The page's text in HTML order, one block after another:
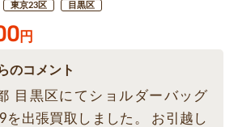
東京23区 目黒区
円
のコメント
目黒区にてショルダーバッグ
を出張買取しました。 お引越し